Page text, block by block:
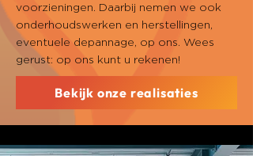
voorzieningen. Daarbij nemen we ook
onderhoudswerken en herstellingen,
eventuele depannage, op ons. Wees
gerust: op ons kunt u rekenen!
Bekijk onze realisaties